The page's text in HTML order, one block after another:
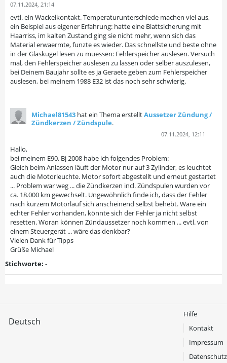
07.11.2024, 21:14
evtl. ein Wackelkontakt. Temperaturunterschiede machen viel aus,
ein Beispiel aus eigener Erfahrung: hatte eine Blattsicherung mit
Haarriss, im kalten Zustand ging sie nicht mehr, wenn sich das
Material erwaermte, funzte es wieder. Das schnellste und beste ohne
in der Glaskugel lesen zu muessen: Fehlerspeicher auslesen. Versuch
mal, den Fehlerspeicher auslesen zu lassen oder selber auszulesen,
bei Deinem Baujahr sollte es ja Geraete geben zum Fehlerspeicher
auslesen, bei meinem 1988 E32 ist das noch sehr schwierig.
Michael81543 hat ein Thema erstelltAussetzer Zündung /
Zündkerzen / Zündspule.
07.11.2024, 12:11
Hallo,
bei meinem E90, Bj 2008 habe ich folgendes Problem:
Gleich beim Anlassen läuft der Motor nur auf 3 Zylinder, es leuchtet
auch die Motorleuchte. Motor sofort abgestellt und erneut gestartet
... Problem war weg ... die Zündkerzen incl. Zündspulen wurden vor
ca. 18.000 km gewechselt. Ungewöhnlich finde ich, dass der Fehler
nach kurzem Motorlauf sich anscheinend selbst behebt. Wäre ein
echter Fehler vorhanden, könnte sich der Fehler ja nicht selbst
resetten. Woran können Zündaussetzer noch kommen ... evtl. von
einem Steuergerät ... wäre das denkbar?
Vielen Dank für Tipps
Grüße Michael
Stichworte: -
Deutsch
Hilfe
Kontakt
Impressum
Datenschutz